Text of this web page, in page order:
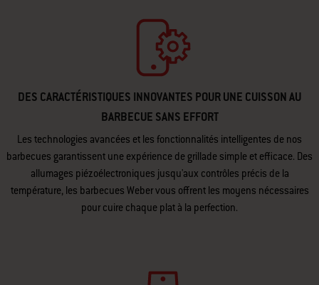
DES CARACTÉRISTIQUES INNOVANTES POUR UNE CUISSON AU
BARBECUE SANS EFFORT
Les technologies avancées et les fonctionnalités intelligentes de nos
barbecues garantissent une expérience de grillade simple et efficace. Des
allumages piézoélectroniques jusqu'aux contrôles précis de la
température, les barbecues Weber vous offrent les moyens nécessaires